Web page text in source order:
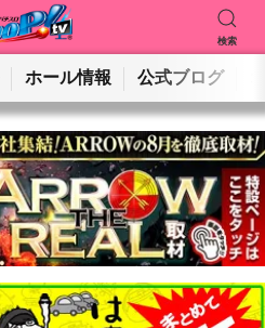
検索
検索
ホール情報 公式ブログ